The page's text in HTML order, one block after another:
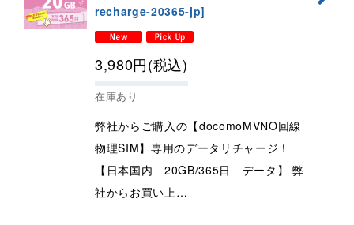
recharge-20365-jp]
3,980円(税込)
在庫あり
弊社からご購入の【docomoMVNO回線
物理SIM】専用のデータリチャージ！
【日本国内 20GB/365日 データ】 弊
社からお買い上…